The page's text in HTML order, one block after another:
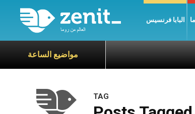
البابا فرنسيس
مواضيع الساعة
TAG